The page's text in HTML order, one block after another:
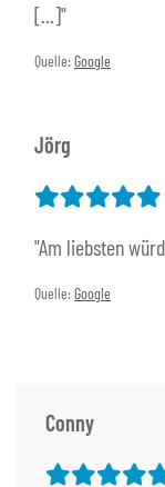
[...]"
Quelle: Google
Jörg
"Am liebsten
Quelle: Google
Conny